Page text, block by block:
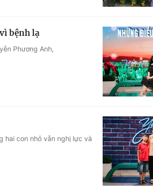
bệnh lạ
Phương Anh,
hai con nhỏ vẫn nghị lực và